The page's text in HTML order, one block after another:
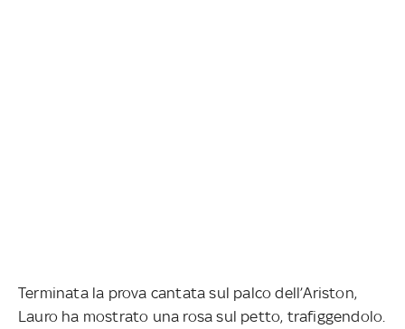
Terminata la prova cantata sul palco dell’Ariston,
Lauro ha mostrato una rosa sul petto, trafiggendolo.